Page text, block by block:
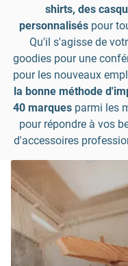
shirts, des
personnalisés pour
Qu'il s'agisse de
goodies pour une
pour les nouveaux
la bonne méthode
40 marques parmi les
pour répondre à vos
d'accessoires